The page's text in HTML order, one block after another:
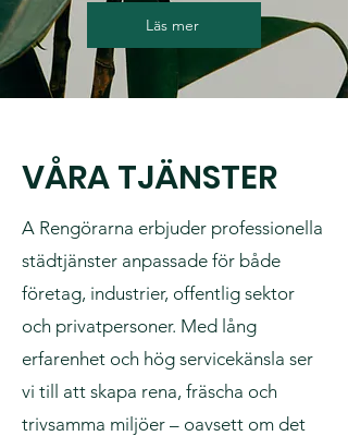
Läs mer
VÅRA TJÄNSTER
A Rengörarna erbjuder professionella
städtjänster anpassade för både
företag, industrier, offentlig sektor
och privatpersoner. Med lång
erfarenhet och hög servicekänsla ser
vi till att skapa rena, fräscha och
trivsamma miljöer – oavsett om det